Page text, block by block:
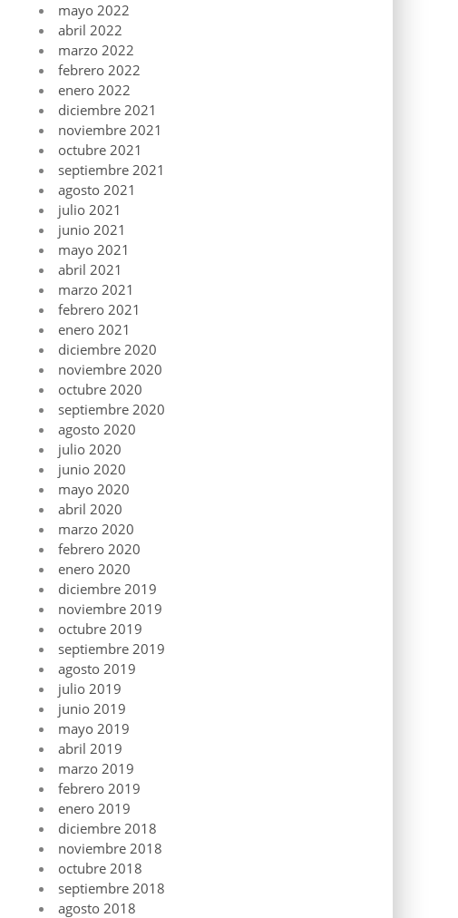
mayo 2022
abril 2022
marzo 2022
febrero 2022
enero 2022
diciembre 2021
noviembre 2021
octubre 2021
septiembre 2021
agosto 2021
julio 2021
junio 2021
mayo 2021
abril 2021
marzo 2021
febrero 2021
enero 2021
diciembre 2020
noviembre 2020
octubre 2020
septiembre 2020
agosto 2020
julio 2020
junio 2020
mayo 2020
abril 2020
marzo 2020
febrero 2020
enero 2020
diciembre 2019
noviembre 2019
octubre 2019
septiembre 2019
agosto 2019
julio 2019
junio 2019
mayo 2019
abril 2019
marzo 2019
febrero 2019
enero 2019
diciembre 2018
noviembre 2018
octubre 2018
septiembre 2018
agosto 2018